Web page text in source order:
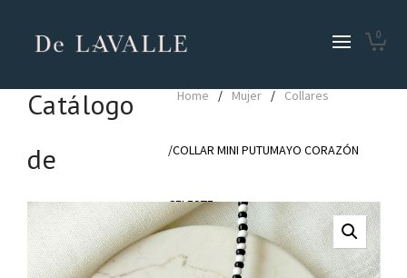
0
Catálogo
de
Productos
Home / Mujer / Collares
/COLLAR MINI PUTUMAYO CORAZÓN
CELESTE